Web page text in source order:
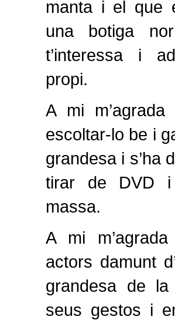
manta i el que
una botiga
t’interessa i
propi.
A mi
escoltar-lo be i
grandesa i s’ha
tirar de DVD i
massa.
A mi
actors damunt
grandesa de
seus gestos i